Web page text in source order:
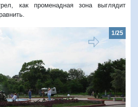
как променадная зона выглядит
1/25